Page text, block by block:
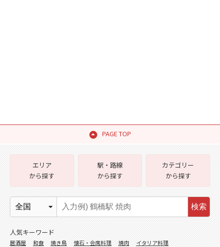
PAGE TOP
エリア
から探す
駅・路線
から探す
カテゴリー
から探す
検索
人気キーワード
居酒屋 和食 焼き鳥 懐石・会席料理 焼肉
イタリア料理